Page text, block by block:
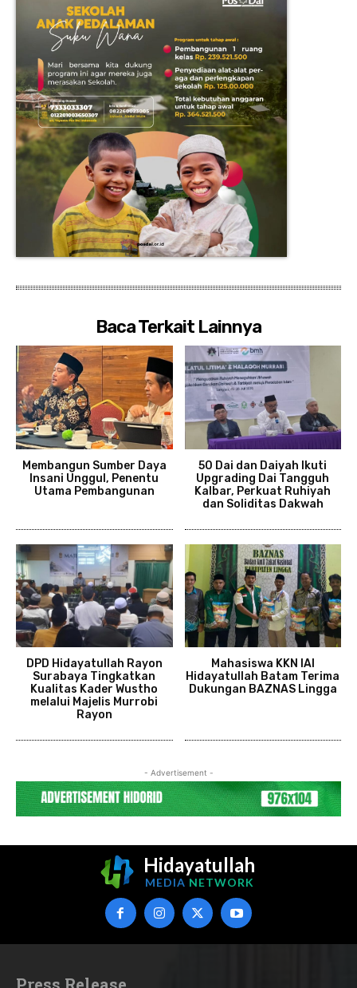
Baca Terkait Lainnya
Membangun Sumber Daya
Insani Unggul, Penentu
Utama Pembangunan
50 Dai dan Daiyah Ikuti
Upgrading Dai Tangguh
Kalbar, Perkuat Ruhiyah
dan Soliditas Dakwah
DPD Hidayatullah Rayon
Surabaya Tingkatkan
Kualitas Kader Wustho
melalui Majelis Murrobi
Rayon
Mahasiswa KKN IAI
Hidayatullah Batam Terima
Dukungan BAZNAS Lingga
- Advertisement -
Hidayatullah
MEDIA NETWORK